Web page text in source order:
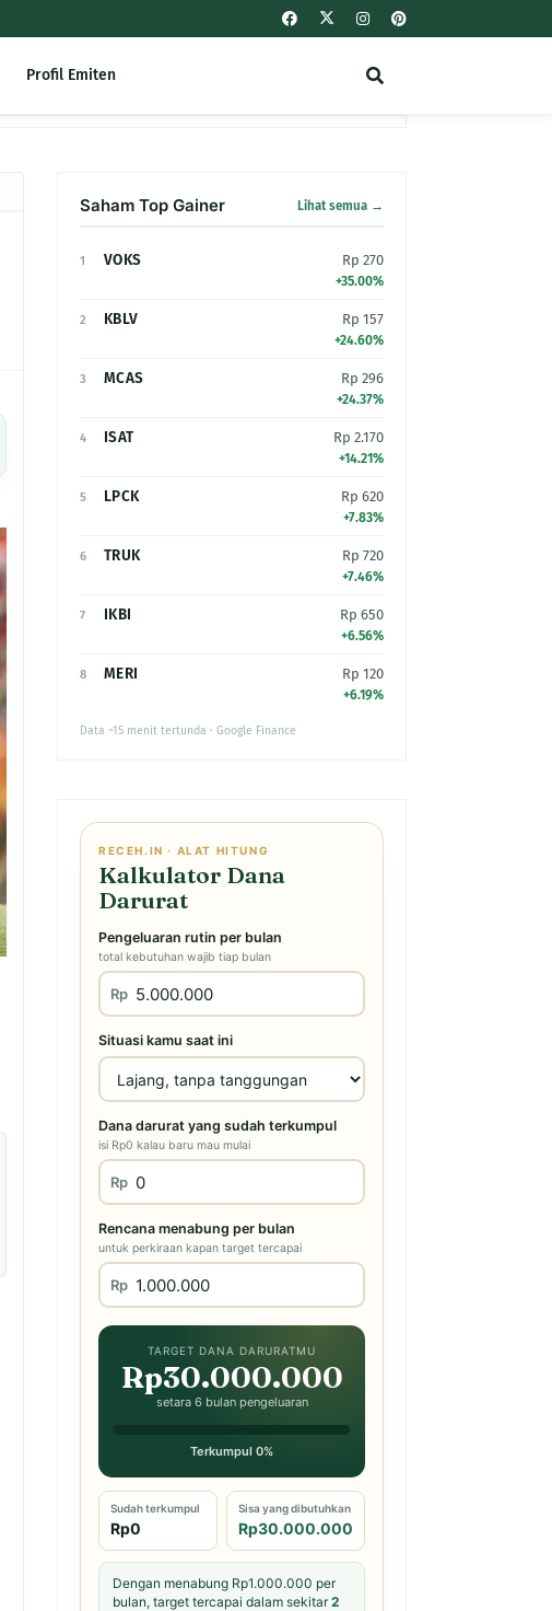
Profil Emiten
Saham Top Gainer Lihat semua →
1 VOKS Rp 270
+35.00%
2 KBLV Rp 157
+24.60%
3 MCAS Rp 296
+24.37%
4 ISAT Rp 2.170
+14.21%
5 LPCK Rp 620
+7.83%
6 TRUK Rp 720
+7.46%
7 IKBI Rp 650
+6.56%
8 MERI Rp 120
+6.19%
Data ~15 menit tertunda · Google Finance
RECEH.IN · ALAT HITUNG
Kalkulator Dana
Darurat
Pengeluaran rutin per bulan
total kebutuhan wajib tiap bulan
Rp
Situasi kamu saat ini
Dana darurat yang sudah terkumpul
isi Rp0 kalau baru mau mulai
Rp
Rencana menabung per bulan
untuk perkiraan kapan target tercapai
Rp
TARGET DANA DARURATMU
Rp30.000.000
setara 6 bulan pengeluaran
Terkumpul 0%
Sudah terkumpul
Rp0
Sisa yang dibutuhkan
Rp30.000.000
Dengan menabung Rp1.000.000 per
bulan, target tercapai dalam sekitar2